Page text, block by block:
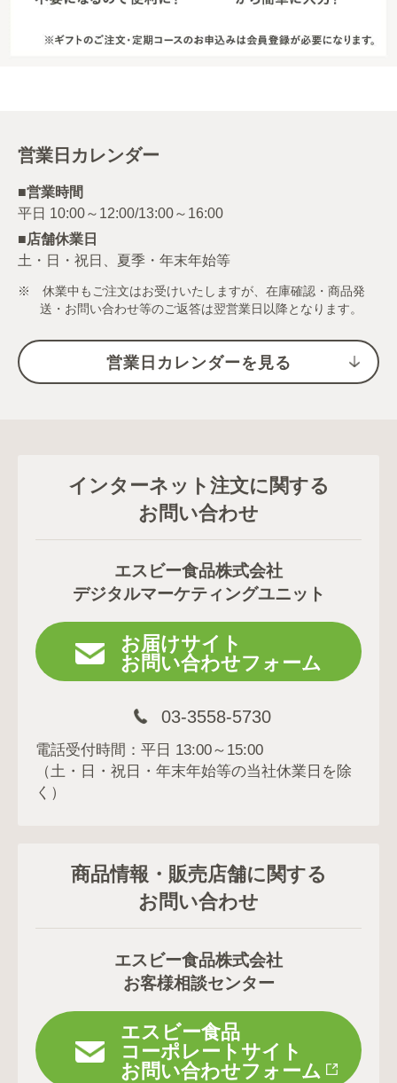
営業日カレンダー
■営業時間
■店舗休業日
土・日・祝日、夏季・年末年始等
※ 休業中もご注文はお受けいたしますが、在庫確認・商品発
送・お問い合わせ等のご返答は翌営業日以降となります。
営業日カレンダーを見る
インターネット注文に関する
お問い合わせ
エスビー食品株式会社
デジタルマーケティングユニット
お届けサイト
お問い合わせフォーム
03-3558-5730
電話受付時間：平日 13:00～15:00
（土・日・祝日・年末年始等の当社休業日を除
く）
商品情報・販売店舗に関する
お問い合わせ
エスビー食品株式会社
お客様相談センター
エスビー食品
コーポレートサイト
お問い合わせフォーム